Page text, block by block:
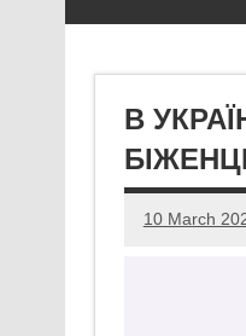
В
10 March